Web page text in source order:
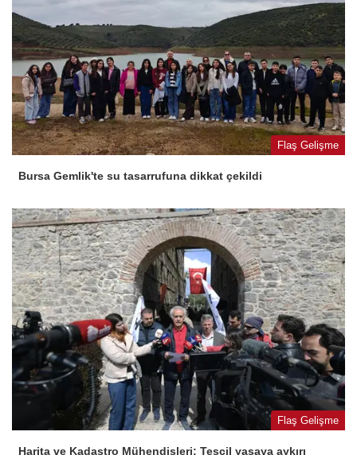
Flaş Gelişme
Bursa Gemlik'te su tasarrufuna dikkat çekildi
Flaş Gelişme
Harita ve Kadastro Mühendisleri: Tescil yasaya aykırı